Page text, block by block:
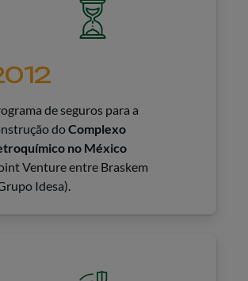
de seguros para a
doComplexo
no México
Venture entre Braskem
Idesa).